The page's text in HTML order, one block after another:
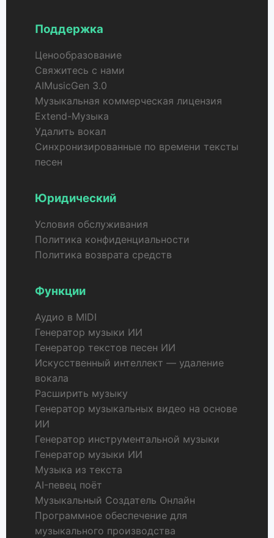
Поддержка
Ценообразование
Свяжитесь с нами
AIMusicGen 3.0
Музыкальная коммерческая лицензия
Extend-Музыка
Удалить вокал
Синхронизированные по времени тексты
песен
Юридический
Условия обслуживания
Политика конфиденциальности
Политика возврата средств
Функции
Аудио в MIDI
Генератор музыки ИИ
Генератор текстов песен ИИ
Искусственный интеллект — удаление
вокала
Расширить музыку
Генератор музыкальных видео на основе
ИИ
Генератор инструментальной музыки
Генератор музыки ИИ
Музыка из текста
AI-певец поёт
Музыкальный Создатель Онлайн
Программное обеспечение для
музыкального производства